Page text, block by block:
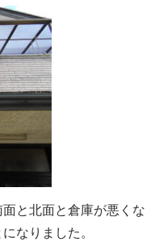
と北面と倉庫が悪くな
なりました。